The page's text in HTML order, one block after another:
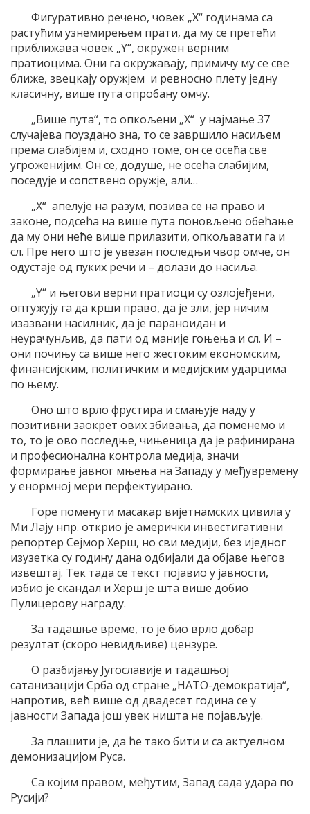
Фигуративно речено, човек „X“ годинама са
растућим узнемирењем прати, да му се претећи
приближава човек „Y“, окружен верним
пратиоцима. Они га окружавају, примичу му се све
ближе, звецкају оружјем и ревносно плету једну
класичну, више пута опробану омчу.
„Више пута“, то опкољени „X“ у најмање 37
случајева поуздано зна, то се завршило насиљем
према слабијем и, сходно томе, он се осећа све
угроженијим. Он се, додуше, не осећа слабијим,
поседује и сопствено оружје, али…
„X“ апелује на разум, позива се на право и
законе, подсећа на више пута поновљено обећање
да му они неће више прилазити, опкољавати га и
сл. Пре него што је увезан последњи чвор омче, он
одустаје од пуких речи и – долази до насиља.
„Y“ и његови верни пратиоци су озлојеђени,
оптужују га да крши право, да је зли, јер ничим
изазвани насилник, да је параноидан и
неурачунљив, да пати од маније гоњења и сл. И –
они почињу са више него жестоким економским,
финансијским, политичким и медијским ударцима
по њему.
Оно што врло фрустира и смањује наду у
позитивни заокрет ових збивања, да поменемо и
то, то је ово последње, чињеница да је рафинирана
и професионална контрола медија, значи
формирање јавног мњења на Западу у међувремену
у енормној мери перфектуирано.
Горе поменути масакар вијетнамских цивила у
Ми Лају нпр. открио је амерички инвестигативни
репортер Сејмор Херш, но сви медији, без иједног
изузетка су годину дана одбијали да објаве његов
извештај. Тек тада се текст појавио у јавности,
избио је скандал и Херш је шта више добио
Пулицерову награду.
За тадашње време, то је био врло добар
резултат (скоро невидљиве) цензуре.
О разбијању Југославије и тадашњој
сатанизацији Срба од стране „НАТО-демократија“,
напротив, већ више од двадесет година се у
јавности Запада још увек ништа не појављује.
За плашити је, да ће тако бити и са актуелном
демонизацијом Руса.
Са којим правом, међутим, Запад сада удара по
Русији?